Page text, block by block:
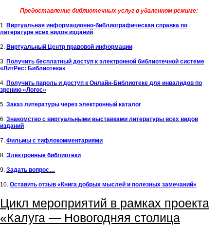
Предоставление библиотечных услуг в удаленном режиме:
1. Виртуальная информационно-библиографическая справка по
литературе всех видов изданий
2. Виртуальный Центр правовой информации
3. Получить бесплатный доступ к электронной библиотечной системе
«ЛитРес: Библиотека»
4. Получить пароль и доступ к Онлайн-Библиотеке для инвалидов по
зрению «Логос»
5. Заказ литературы через электронный каталог
6. Знакомство с виртуальными выставками литературы всех видов
изданий
7. Фильмы с тифлокомментариями
8. Электронные библиотеки
9. Задать вопрос…
10. Оставить отзыв «Книга добрых мыслей и полезных замечаний»
Цикл мероприятий в рамках проекта
«Калуга — Новогодняя столица